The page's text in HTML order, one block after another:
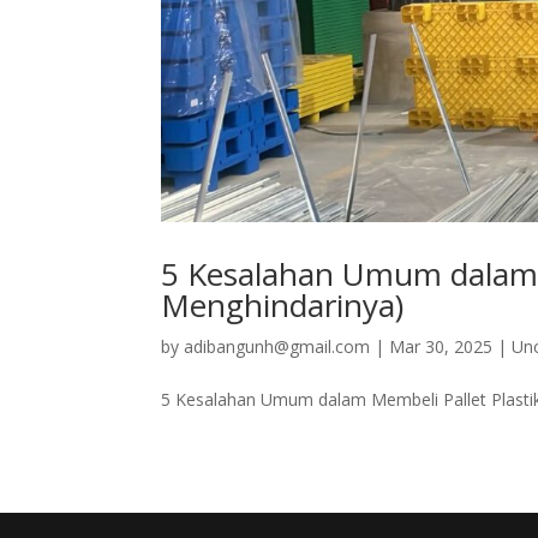
5 Kesalahan Umum
Menghindarinya)
by adibangunh@gmail.com | Mar 30, 2025 |
5 Kesalahan Umum dalam Membeli Pallet